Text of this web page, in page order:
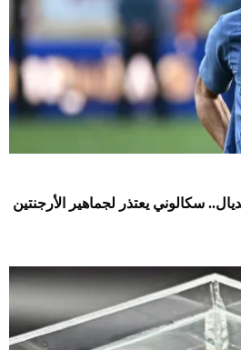
سكالوني يعتذر لجماهير الأرجنتين